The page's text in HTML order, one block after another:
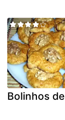
Bolinhos